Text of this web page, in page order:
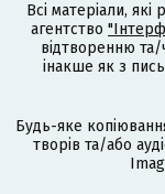
Всі матеріали,
агентство
відтворенню
інакше як з
Будь-яке
творів та/або